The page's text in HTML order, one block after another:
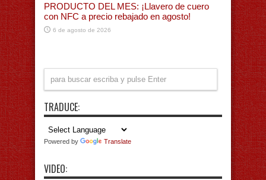
PRODUCTO DEL MES: ¡Llavero de cuero
con NFC a precio rebajado en agosto!
6 de agosto de 2026
TRADUCE:
Powered by Translate
VIDEO: